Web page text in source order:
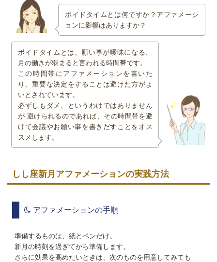
ボイドタイムとは何ですか？アファメーシ
ョンに影響はありますか？
ボイドタイムとは、願い事が曖昧になる、
月の働きが弱まると言われる時間帯です。
この時間帯にアファメーションを書いた
り、重要な決定をすることは避けた方がよ
いとされています。
必ずしもダメ、というわけではありません
が 避けられるのであれば、その時間帯を避
けて会議やお願い事を書きだすことをオス
スメします。
しし座新月アファメーションの実践方法
アファメーションの手順
準備するものは、紙とペンだけ。
新月の時刻を過ぎてから準備します。
さらに効果を高めたいときは、次のものを用意してみても